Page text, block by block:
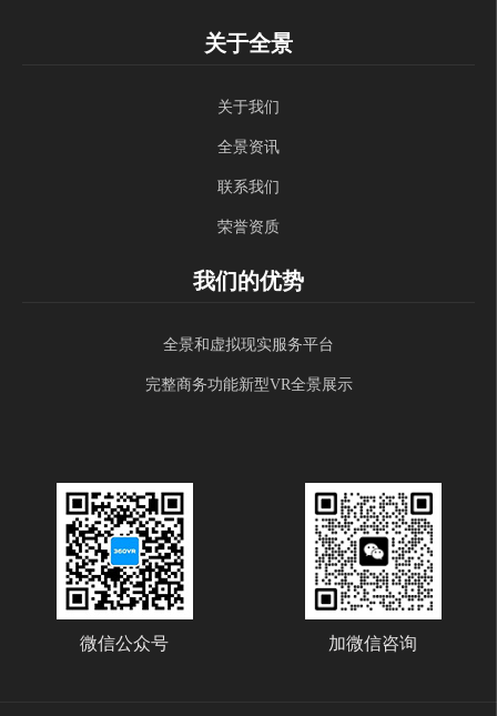
关于全景
关于我们
全景资讯
联系我们
荣誉资质
我们的优势
全景和虚拟现实服务平台
完整商务功能新型VR全景展示
微信公众号 加微信咨询